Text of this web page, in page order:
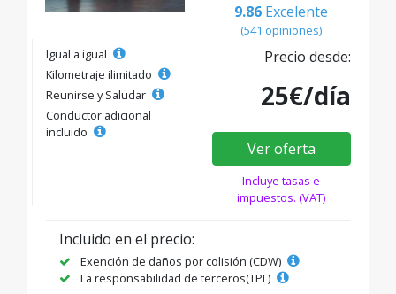
9.86 Excelente
(541 opiniones)
Igual a igual
Kilometraje ilimitado
Reunirse y Saludar
Conductor adicional
incluido
Precio desde:
25€/día
Ver oferta
Incluye tasas e
impuestos. (VAT)
Incluido en el precio:
Exención de daños por colisión (CDW)
La responsabilidad de terceros(TPL)